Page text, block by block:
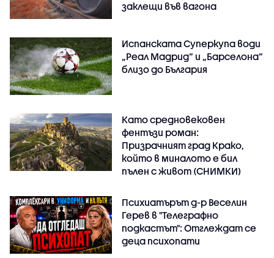
заклещи във вагона
Испанската Суперкупа води
„Реал Мадрид“ и „Барселона“
близо до България
Като средновековен
фентъзи роман:
Призрачният град Крако,
който в миналото е бил
пълен с живот (СНИМКИ)
Психиатърът д-р Веселин
Герев в "Телеграфно
подкастът": Отглеждат се
деца психопати